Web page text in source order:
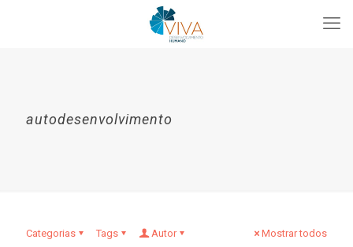
autodesenvolvimento
Categorias Tags Autor Mostrar todos